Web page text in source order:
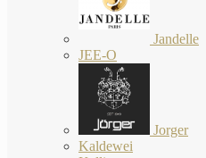
Jandelle
JEE-O
Jorger
Kaldewei